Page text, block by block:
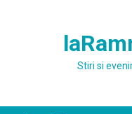
Stiri si